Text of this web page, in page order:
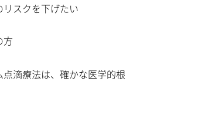
スクを下げたい
方
滴療法は、確かな医学的根